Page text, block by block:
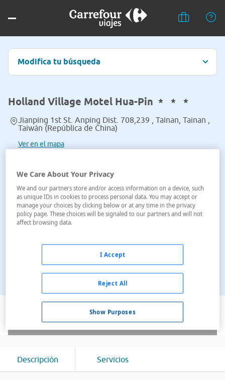
Modifica tu búsqueda
Holland Village Motel Hua-Pin
Jianping 1st St. Anping Dist. 708,239 , Tainan, Tainan ,
Taiwán (República de China)
Ver en el mapa
Ver en el mapa
Descripción Servicios
We Care About Your Privacy
We and our partners store and/or access information on a device, such
as unique IDs in cookies to process personal data. You may accept or
manage your choices by clicking below or at any time in the privacy
policy page. These choices will be signaled to our partners and will not
affect browsing data.
Show Purposes
Reject All
I Accept